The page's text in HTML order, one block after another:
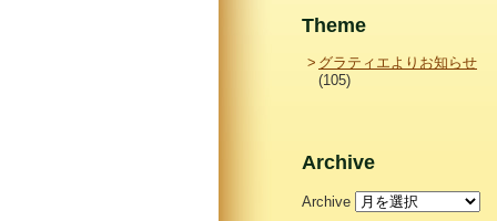
Theme
グラティエよりお知らせ
(105)
Archive
Archive